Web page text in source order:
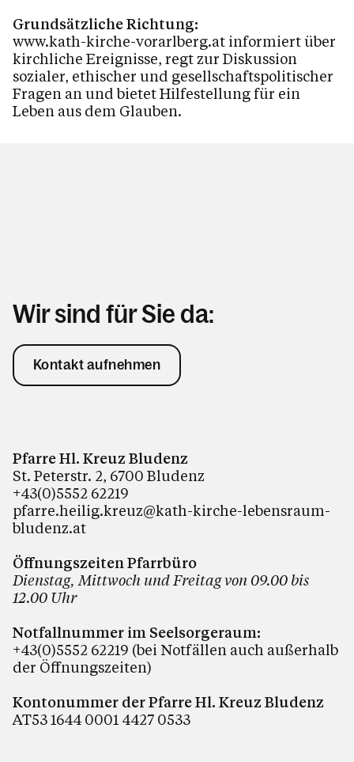
Grundsätzliche Richtung:
www.kath-kirche-vorarlberg.at informiert über
kirchliche Ereignisse, regt zur Diskussion
sozialer, ethischer und gesellschaftspolitischer
Fragen an und bietet Hilfestellung für ein
Leben aus dem Glauben.
Wir sind für Sie da:
Kontakt aufnehmen
Pfarre Hl. Kreuz Bludenz
St. Peterstr. 2, 6700 Bludenz
+43(0)5552 62219
pfarre.heilig.kreuz@kath-kirche-lebensraum-
bludenz.at
Öffnungszeiten Pfarrbüro
Dienstag, Mittwoch und Freitag von 09.00 bis
12.00 Uhr
Notfallnummer im Seelsorgeraum:
+43(0)5552 62219 (bei Notfällen auch außerhalb
der Öffnungszeiten)
Kontonummer der Pfarre Hl. Kreuz Bludenz
AT53 1644 0001 4427 0533